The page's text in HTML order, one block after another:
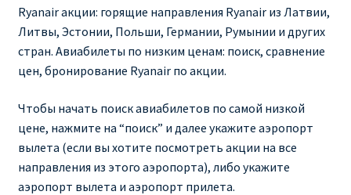
Ryanair изменить дату
Ryanair изменить фамилию
RYANAIR ИТАЛИЯ
RYANAIR КУПИТЬ БИЛЕТЫ ENGLISH
Ryanair акции: горящие направления Ryanair из Латвии,
Литвы, Эстонии, Польши, Германии, Румынии и других
стран. Авиабилеты по низким ценам: поиск, сравнение
цен, бронирование Ryanair по акции.
Чтобы начать поиск авиабилетов по самой низкой
цене, нажмите на “поиск” и далее укажите аэропорт
вылета (если вы хотите посмотреть акции на все
направления из этого аэропорта), либо укажите
аэропорт вылета и аэропорт прилета.